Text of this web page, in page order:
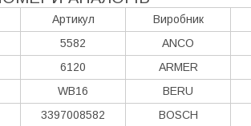
Артикул Виробник
5582 ANCO
6120 ARMER
WB16 BERU
3397008582 BOSCH